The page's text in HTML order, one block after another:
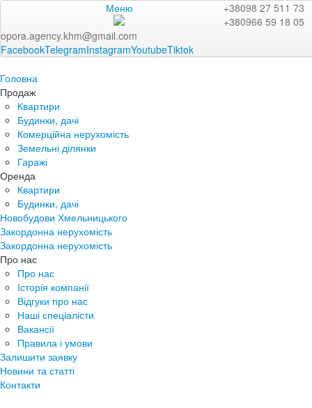
Меню
+38098 27 511 73
+380966 59 18 05
opora.agency.khm@gmail.com
FacebookTelegramInstagramYoutubeTiktok
Головна
Продаж
Квартири
Будинки, дачі
Комерційна нерухомість
Земельні ділянки
Гаражі
Оренда
Квартири
Будинки, дачі
Новобудови Хмельницького
Закордонна нерухомість
Закордонна нерухомість
Про нас
Про нас
Історія компанії
Відгуки про нас
Наші спеціалісти
Вакансії
Правила і умови
Залишити заявку
Новини та статті
Контакти